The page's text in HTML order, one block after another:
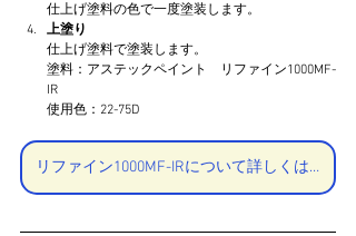
仕上げ塗料の色で一度塗装します。
上塗り
仕上げ塗料で塗装します。
塗料：アステックペイント　リファイン1000MF-
IR
使用色：22-75D
リファイン1000MF-IRについて詳しくはこちら